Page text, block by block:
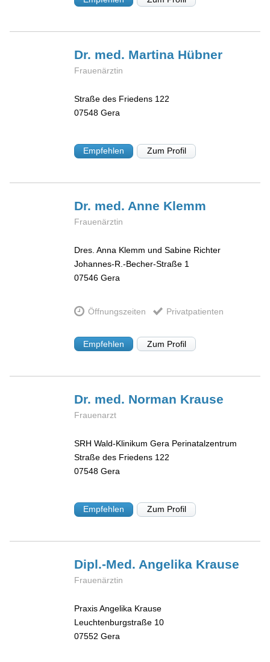
Dr. med. Martina Hübner
Frauenärztin
Straße des Friedens 122
07548 Gera
Empfehlen Zum Profil
Dr. med. Anne Klemm
Frauenärztin
Dres. Anna Klemm und Sabine Richter
Johannes-R.-Becher-Straße 1
07546 Gera
Öffnungszeiten Privatpatienten
Empfehlen Zum Profil
Dr. med. Norman Krause
Frauenarzt
SRH Wald-Klinikum Gera Perinatalzentrum
Straße des Friedens 122
07548 Gera
Empfehlen Zum Profil
Dipl.-Med. Angelika Krause
Frauenärztin
Praxis Angelika Krause
Leuchtenburgstraße 10
07552 Gera